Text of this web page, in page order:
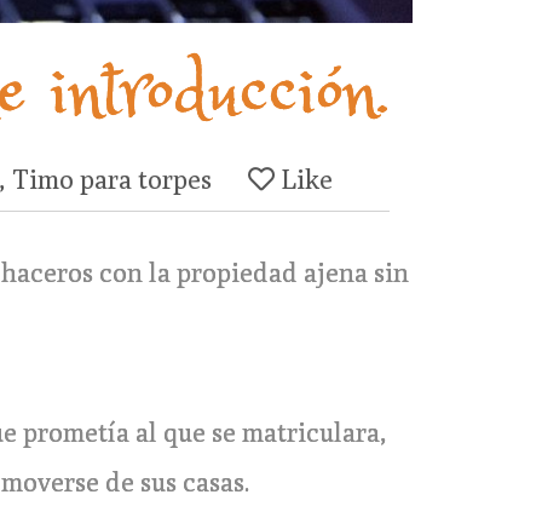
, Timo para torpes Like
con la propiedad ajena sin
prometía al que se matriculara,
de sus casas.